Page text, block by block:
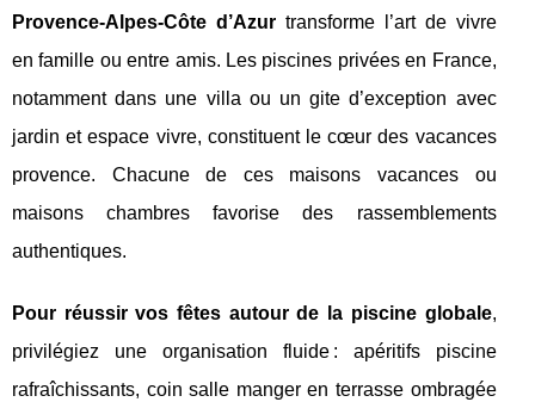
Provence-Alpes-Côte d’Azurtransforme l’art de vivre
en famille ou entre amis. Les piscines privées en France,
notamment dans une villa ou un gite d’exception avec
jardin et espace vivre, constituent le cœur des vacances
provence. Chacune de ces maisons vacances ou
maisons chambres favorise des rassemblements
authentiques.
Pour réussir vos fêtes autour de la piscine globale,
privilégiez une organisation fluide : apéritifs piscine
rafraîchissants, coin salle manger en terrasse ombragée